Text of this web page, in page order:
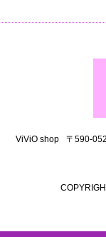
ViViO shop 〒590-